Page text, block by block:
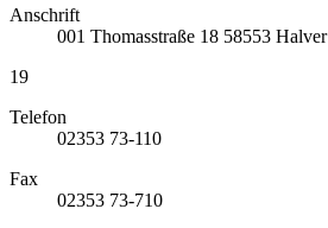
Anschrift
001 Thomasstraße 18 58553 Halver
19
Telefon
02353 73-110
Fax
02353 73-710